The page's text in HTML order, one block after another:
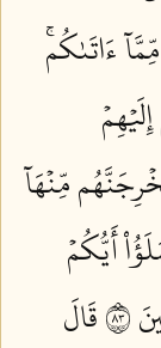
ءَاتَىٰكُمۚ
مِّنۡهَآ
أَيُّكُمۡ
قَالَ